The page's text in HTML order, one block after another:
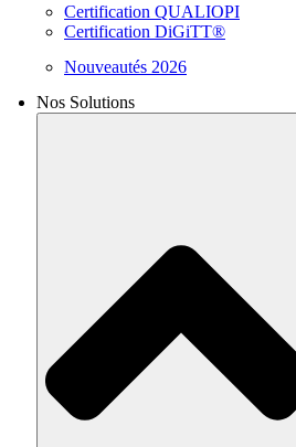
Certification QUALIOPI
Certification DiGiTT®
Nouveautés 2026
Nos Solutions